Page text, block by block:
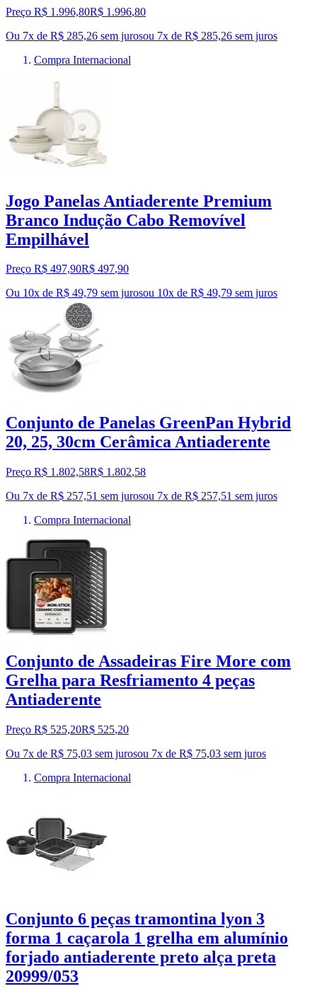
Preço R$ 1.996,80R$ 1.996,80
Ou 7x de R$ 285,26 sem jurosou 7x de R$ 285,26 sem juros
Compra Internacional
Jogo Panelas Antiaderente Premium
Branco Indução Cabo Removível
Empilhável
Preço R$ 497,90R$ 497,90
Ou 10x de R$ 49,79 sem jurosou 10x de R$ 49,79 sem juros
Conjunto de Panelas GreenPan Hybrid
20, 25, 30cm Cerâmica Antiaderente
Preço R$ 1.802,58R$ 1.802,58
Ou 7x de R$ 257,51 sem jurosou 7x de R$ 257,51 sem juros
Compra Internacional
Conjunto de Assadeiras Fire More com
Grelha para Resfriamento 4 peças
Antiaderente
Preço R$ 525,20R$ 525,20
Ou 7x de R$ 75,03 sem jurosou 7x de R$ 75,03 sem juros
Compra Internacional
Conjunto 6 peças tramontina lyon 3
forma 1 caçarola 1 grelha em alumínio
forjado antiaderente preto alça preta
20999/053